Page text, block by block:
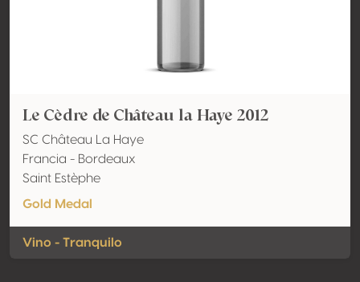
Le Cèdre de Château la Haye 2012
SC Château La Haye
Francia - Bordeaux
Saint Estèphe
Gold Medal
Vino - Tranquilo